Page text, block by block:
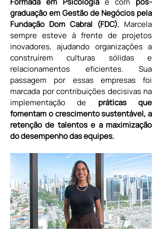
graduação em Gestão de Negócios pela
Fundação Dom Cabral (FDC), Marcela
sempre esteve à frente de projetos
inovadores, ajudando organizações a
construírem culturas sólidas e
relacionamentos eficientes. Sua
passagem por essas empresas foi
marcada por contribuições decisivas na
implementação de práticas que
fomentam o crescimento sustentável, a
retenção de talentos e a maximização
do desempenho das equipes.